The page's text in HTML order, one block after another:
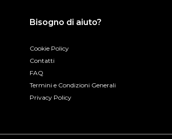
Bisogno di aiuto?
Cookie Policy
Contatti
FAQ
Termini e Condizioni Generali
Privacy Policy